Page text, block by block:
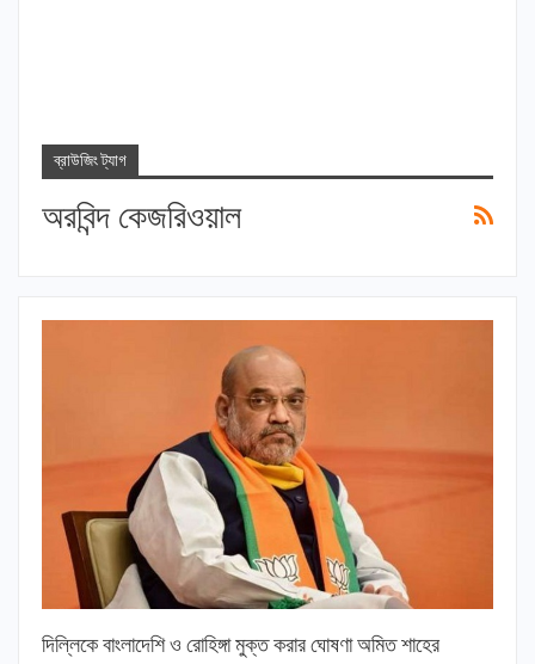
ব্রাউজিং ট্যাগ
অরবিন্দ কেজরিওয়াল
দিল্লিকে বাংলাদেশি ও রোহিঙ্গা মুক্ত করার ঘোষণা অমিত শাহের